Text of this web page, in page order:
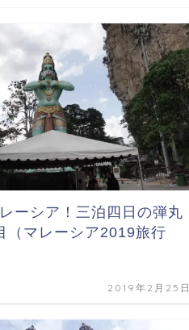
ーシア！三泊四日の弾丸
（マレーシア2019旅行
2019年2月25日